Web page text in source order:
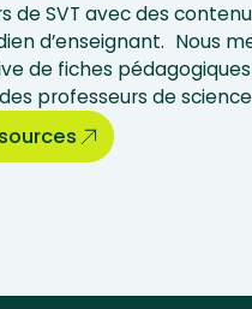
de SVT avec des
d’enseignant. Nous
de fiches
professeurs de